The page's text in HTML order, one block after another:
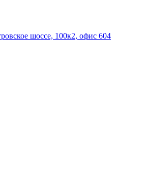
шоссе, 100к2, офис 604